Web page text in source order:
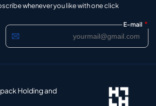
whenever you like with one click.
E-mail *
Holding and